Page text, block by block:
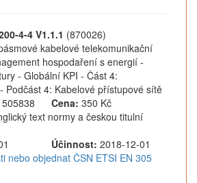
4-4 V1.1.1 (870026)
kabelové telekomunikační
hospodaření s energií -
- Globální KPI - Část 4:
Podčást 4: Kabelové přístupové sítě
505838 Cena: 350 Kč
text normy a českou titulní
Účinnost: 2018-12-01
nebo objednat ČSN ETSI EN 305